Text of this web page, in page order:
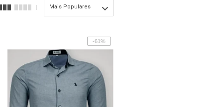
Mais Populares
-61%